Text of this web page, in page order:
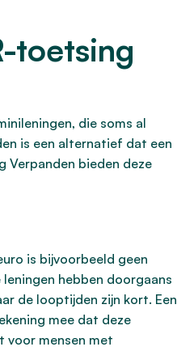
toetsing
die soms al
is een alternatief dat een
Verpanden bieden deze
is bijvoorbeeld geen
hebben doorgaans
de looptijden zijn kort. Een
mee dat deze
voor mensen met